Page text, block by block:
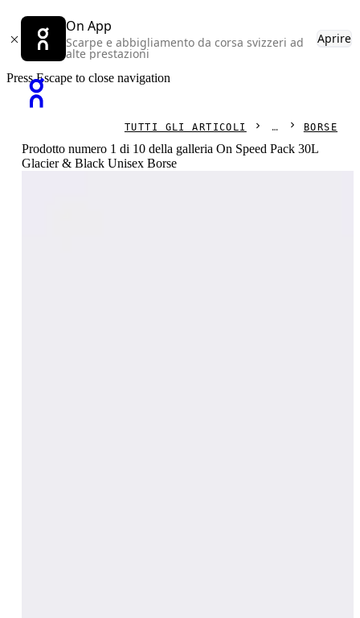
On App
Scarpe e abbigliamento da corsa svizzeri ad
alte prestazioni
Aprire
Press Escape to close navigation
TUTTI GLI ARTICOLI BORSE
Prodotto numero 1 di 10 della galleria On Speed Pack 30L
Glacier & Black Unisex Borse